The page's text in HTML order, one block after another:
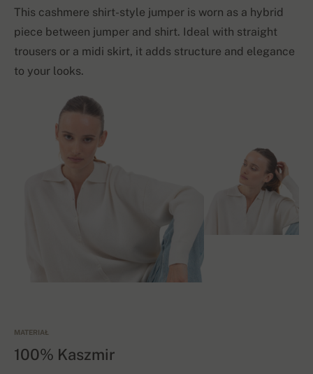
This cashmere shirt-style jumper is worn as a hybrid
piece between jumper and shirt. Ideal with straight
trousers or a midi skirt, it adds structure and elegance
to your looks.
MATERIAŁ
100% Kaszmir